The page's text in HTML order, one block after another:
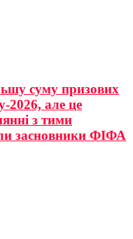
суму призових
2026, але це
з тими
засновники ФІФА